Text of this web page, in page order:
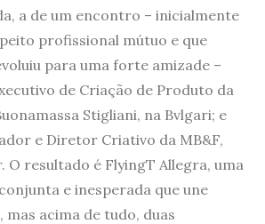
a de um encontro – inicialmente
profissional mútuo e que
para uma forte amizade –
de Criação de Produto da
Stigliani, na Bvlgari; e
e Diretor Criativo da MB&F,
O resultado é FlyingT Allegra, uma
e inesperada que une
mas acima de tudo, duas